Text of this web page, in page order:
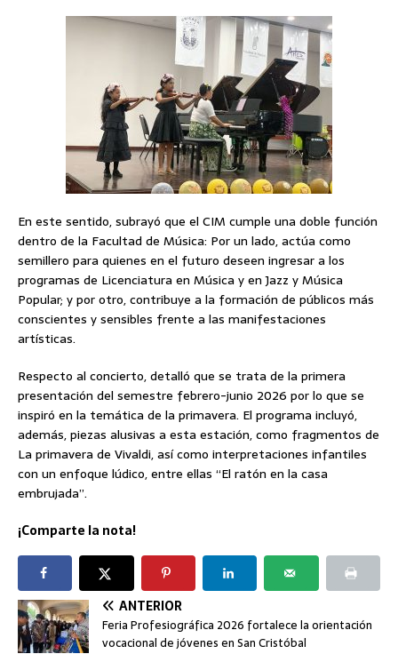
En este sentido, subrayó que el CIM cumple una doble función
dentro de la Facultad de Música: Por un lado, actúa como
semillero para quienes en el futuro deseen ingresar a los
programas de Licenciatura en Música y en Jazz y Música
Popular; y por otro, contribuye a la formación de públicos más
conscientes y sensibles frente a las manifestaciones
artísticas.
Respecto al concierto, detalló que se trata de la primera
presentación del semestre febrero-junio 2026 por lo que se
inspiró en la temática de la primavera. El programa incluyó,
además, piezas alusivas a esta estación, como fragmentos de
La primavera de Vivaldi, así como interpretaciones infantiles
con un enfoque lúdico, entre ellas “El ratón en la casa
embrujada”.
¡Comparte la nota!
ANTERIOR
Feria Profesiográfica 2026 fortalece la orientación
vocacional de jóvenes en San Cristóbal